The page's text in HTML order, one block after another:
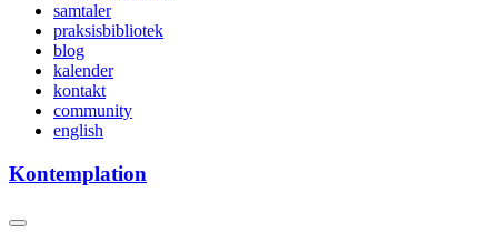
samtaler
praksisbibliotek
blog
kalender
kontakt
community
english
Kontemplation